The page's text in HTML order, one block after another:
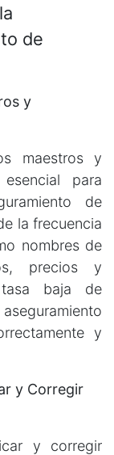
de
y
maestros y
para
de
la frecuencia
nombres de
precios y
tasa baja de
y
y Corregir
y corregir